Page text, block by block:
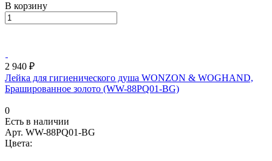
В корзину
2 940 ₽
Лейка для гигиенического душа WONZON & WOGHAND,
Брашированное золото (WW-88PQ01-BG)
0
Есть в наличии
Арт. WW-88PQ01-BG
Цвета: